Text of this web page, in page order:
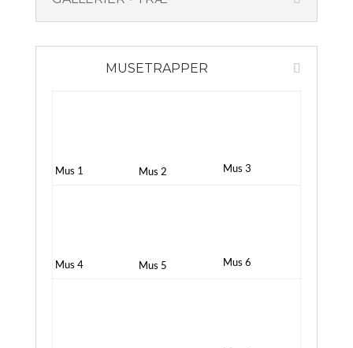
MUSETRAPPER
Mus 1 Mus 2 Mus 3
Mus 4 Mus 5 Mus 6